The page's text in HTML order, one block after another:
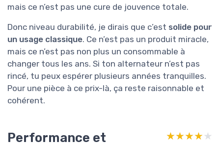
mais ce n’est pas une cure de jouvence totale.
Donc niveau durabilité, je dirais que c’est solide pour
un usage classique. Ce n’est pas un produit miracle,
mais ce n’est pas non plus un consommable à
changer tous les ans. Si ton alternateur n’est pas
rincé, tu peux espérer plusieurs années tranquilles.
Pour une pièce à ce prix-là, ça reste raisonnable et
cohérent.
Performance et
★★★★★
★★★★★